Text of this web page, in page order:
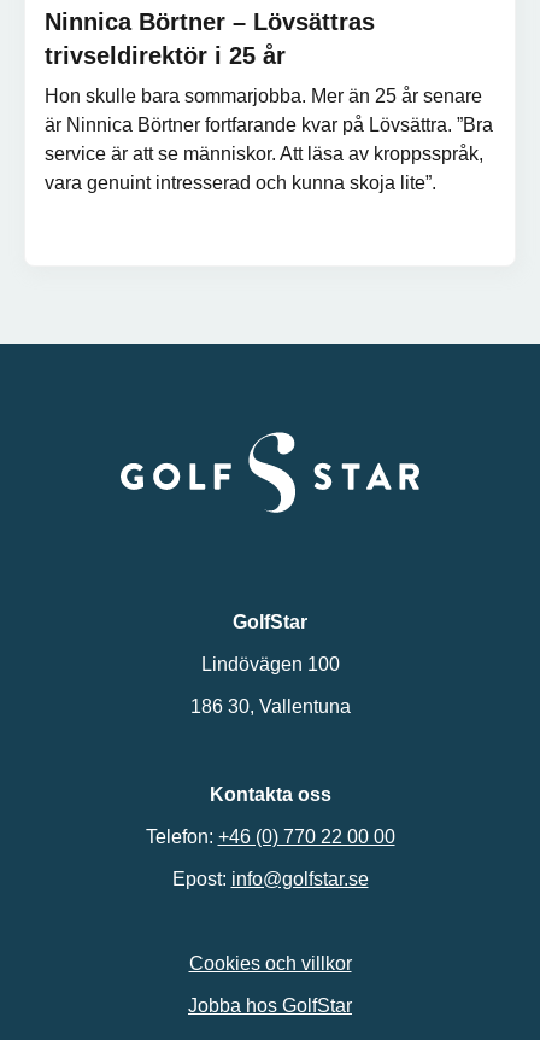
Ninnica Börtner – Lövsättras
trivseldirektör i 25 år
Hon skulle bara sommarjobba. Mer än 25 år senare
är Ninnica Börtner fortfarande kvar på Lövsättra. ”Bra
service är att se människor. Att läsa av kroppsspråk,
vara genuint intresserad och kunna skoja lite”.
GolfStar
Lindövägen 100
186 30, Vallentuna
Kontakta oss
Telefon: +46 (0) 770 22 00 00
Epost: info@golfstar.se
Cookies och villkor
Jobba hos GolfStar